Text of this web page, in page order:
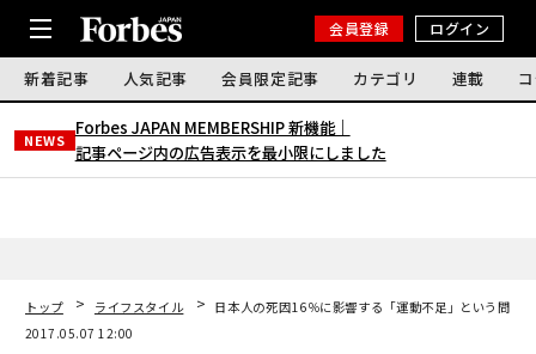
会員登録 ログイン
新着記事 人気記事 会員限定記事 カテゴリ 連載
NEWS
Forbes JAPAN MEMBERSHIP 新機能｜
記事ページ内の広告表示を最小限にしました
トップ ライフスタイル
日本人の死因16％に影響する「運動不足」という問題
2017.05.07 12:00